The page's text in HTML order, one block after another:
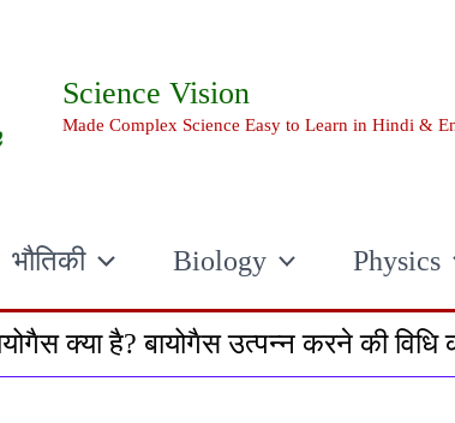
Science Vision
Made Complex Science Easy to Learn in Hindi &
भौतिकी Biology Physics
क्या है? बायोगैस उत्पन्न करने की विधि